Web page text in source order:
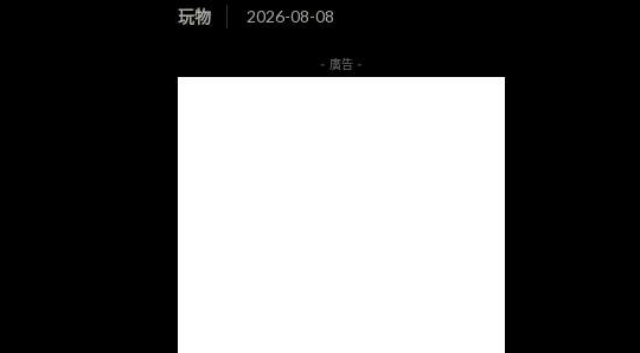
玩物 2026-08-08
- 廣告 -